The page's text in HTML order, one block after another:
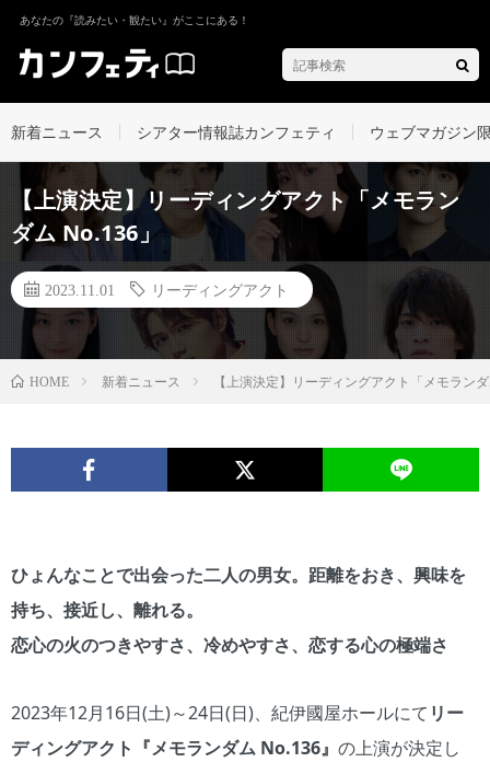
あなたの『読みたい・観たい』がここにある！
新着ニュース シアター情報誌カンフェティ ウェブマガジン
【上演決定】リーディングアクト「メモラン
ダム No.136」
2023.11.01 リーディングアクト
HOME 新着ニュース 【上演決定】リーディングアクト「メモラン
ひょんなことで出会った二人の男女。距離をおき、興味を
持ち、接近し、離れる。
恋心の火のつきやすさ、冷めやすさ、恋する心の極端さ
2023年12月16日(土)～24日(日)、紀伊國屋ホールにて リー
ディングアクト『メモランダム No.136』 の上演が決定し